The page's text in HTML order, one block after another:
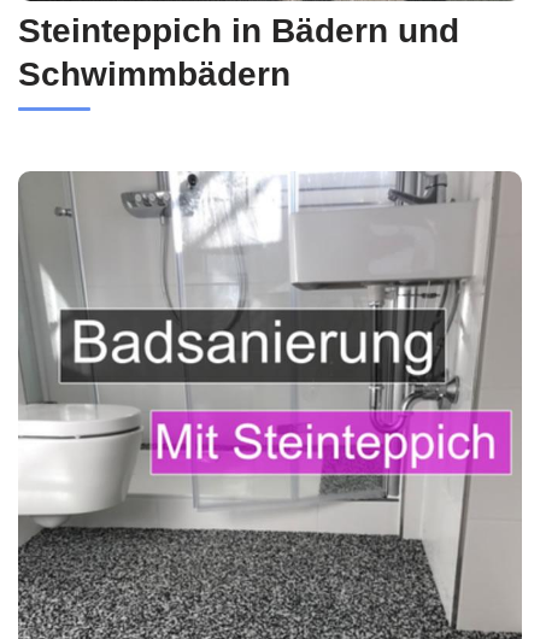
Steinteppich in Bädern und
Schwimmbädern